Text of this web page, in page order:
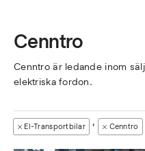
Cenntro
Cenntro är ledande inom
elektriska fordon.
El-Transportbilar , Cenntro